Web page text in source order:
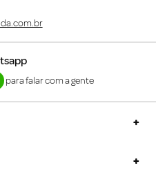
para falar com a gente
+
+